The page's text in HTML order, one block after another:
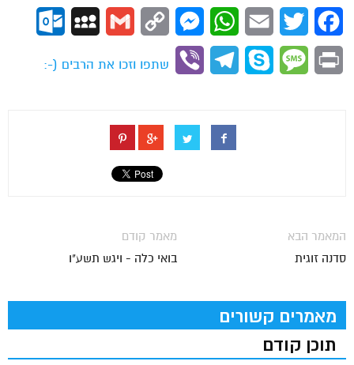
Facebook
Twitter
Email
WhatsApp
Messenger
Copy
Gmail
MySpace
Print
Message
Skype
Telegram
Viber
שתפו וזכו את הרבים (-:
מאמר קודם
בואי כלה - ויגש תשע"ו
המאמר הבא
סדנה זוגית
מאמרים קשורים
תוכן קודם